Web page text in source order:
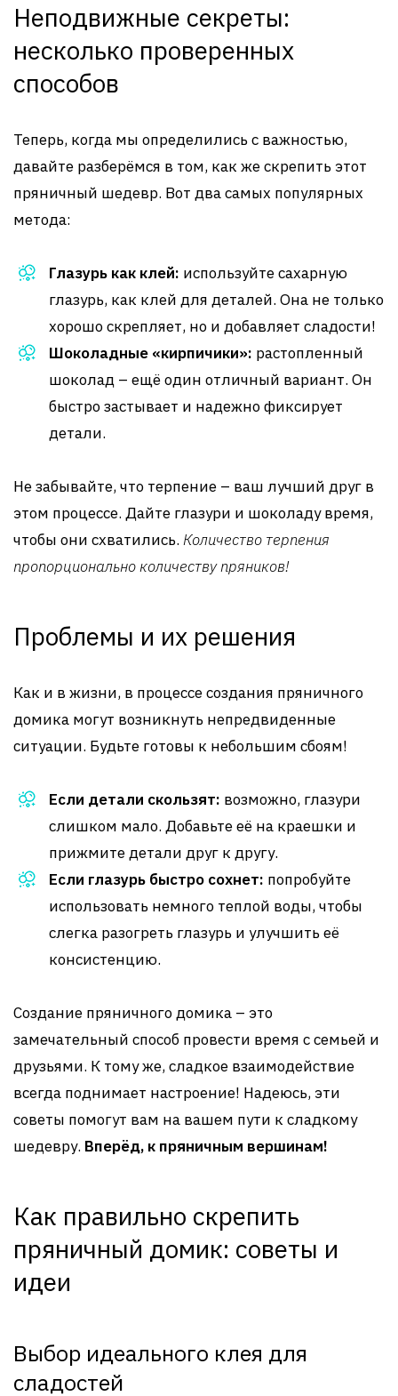
Неподвижные секреты:
несколько проверенных
способов
Теперь, когда мы определились с важностью,
давайте разберёмся в том, как же скрепить этот
пряничный шедевр. Вот два самых популярных
метода:
Глазурь как клей: используйте сахарную
глазурь, как клей для деталей. Она не только
хорошо скрепляет, но и добавляет сладости!
Шоколадные «кирпичики»: растопленный
шоколад – ещё один отличный вариант. Он
быстро застывает и надежно фиксирует
детали.
Не забывайте, что терпение – ваш лучший друг в
этом процессе. Дайте глазури и шоколаду время,
чтобы они схватились. Количество терпения
пропорционально количеству пряников!
Проблемы и их решения
Как и в жизни, в процессе создания пряничного
домика могут возникнуть непредвиденные
ситуации. Будьте готовы к небольшим сбоям!
Если детали скользят: возможно, глазури
слишком мало. Добавьте её на краешки и
прижмите детали друг к другу.
Если глазурь быстро сохнет: попробуйте
использовать немного теплой воды, чтобы
слегка разогреть глазурь и улучшить её
консистенцию.
Создание пряничного домика – это
замечательный способ провести время с семьей и
друзьями. К тому же, сладкое взаимодействие
всегда поднимает настроение! Надеюсь, эти
советы помогут вам на вашем пути к сладкому
шедевру. Вперёд, к пряничным вершинам!
Как правильно скрепить
пряничный домик: советы и
идеи
Выбор идеального клея для
сладостей